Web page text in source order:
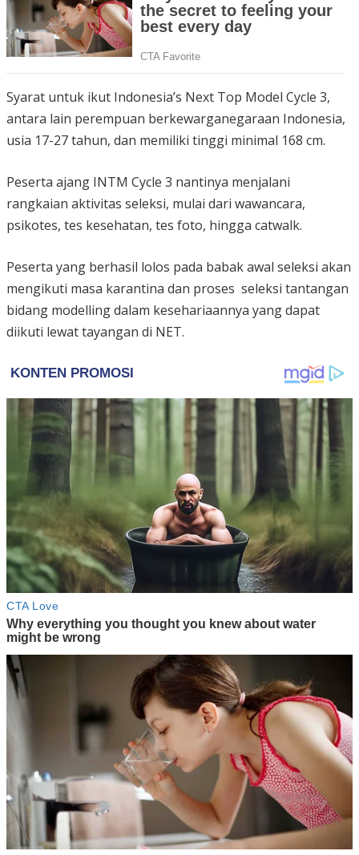
Syarat untuk ikut Indonesia’s Next Top Model Cycle 3,
antara lain perempuan berkewarganegaraan Indonesia,
usia 17-27 tahun, dan memiliki tinggi minimal 168 cm.
Peserta ajang INTM Cycle 3 nantinya menjalani
rangkaian aktivitas seleksi, mulai dari wawancara,
psikotes, tes kesehatan, tes foto, hingga catwalk.
Peserta yang berhasil lolos pada babak awal seleksi akan
mengikuti masa karantina dan proses seleksi tantangan
bidang modelling dalam kesehariaannya yang dapat
diikuti lewat tayangan di NET.